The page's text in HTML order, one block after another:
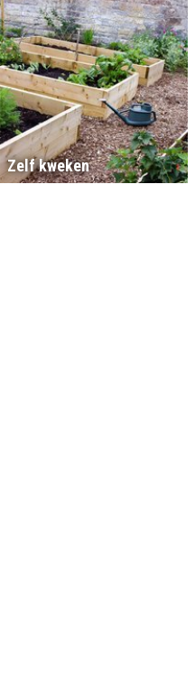
Zelf kweken